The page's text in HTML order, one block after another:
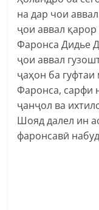
на дар чои
ҷои аввал
Фаронса Дидье
ҷои аввал
ҷаҳон ба
Фаронса, сарфи
ҷанҷол ва
Шояд далел ин
фаронсавӣ